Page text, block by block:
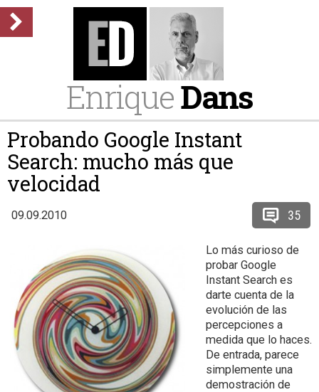
EnriqueDans
Probando Google Instant
Search: mucho más que
velocidad
09.09.2010 35
Lo más curioso de
probar Google
Instant Search es
darte cuenta de la
evolución de las
percepciones a
medida que lo haces.
De entrada, parece
simplemente una
demostración de